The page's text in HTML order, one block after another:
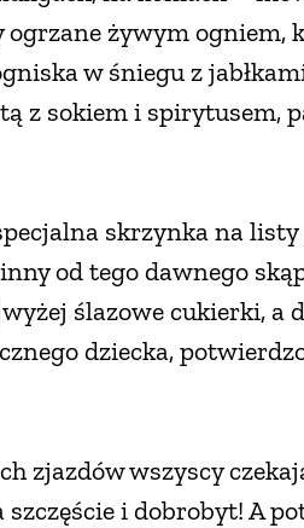
żywym ogniem,
w śniegu z
z sokiem i spirytusem,
skrzynka na listy
od tego dawnego
ślazowe cukierki, a
dziecka,
zjazdów wszyscy
i dobrobyt! A